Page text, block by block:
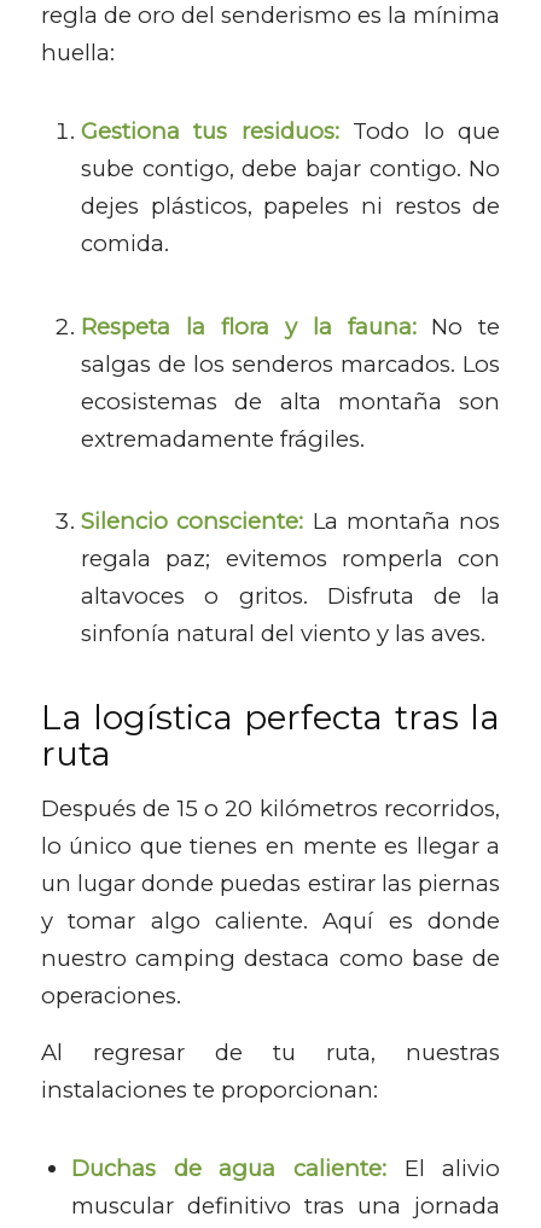
regla de oro del senderismo es la mínima
huella:
Gestiona tus residuos:Todo lo que
sube contigo, debe bajar contigo. No
dejes plásticos, papeles ni restos de
comida.
Respeta la flora y la fauna:No te
salgas de los senderos marcados. Los
ecosistemas de alta montaña son
extremadamente frágiles.
Silencio consciente: La montaña nos
regala paz; evitemos romperla con
altavoces o gritos. Disfruta de la
sinfonía natural del viento y las aves.
La logística perfecta tras la
ruta
Después de 15 o 20 kilómetros recorridos,
lo único que tienes en mente es llegar a
un lugar donde puedas estirar las piernas
y tomar algo caliente. Aquí es donde
nuestro camping destaca como base de
operaciones.
Al regresar de tu ruta, nuestras
instalaciones te proporcionan:
Duchas de agua caliente: El alivio
muscular definitivo tras una jornada